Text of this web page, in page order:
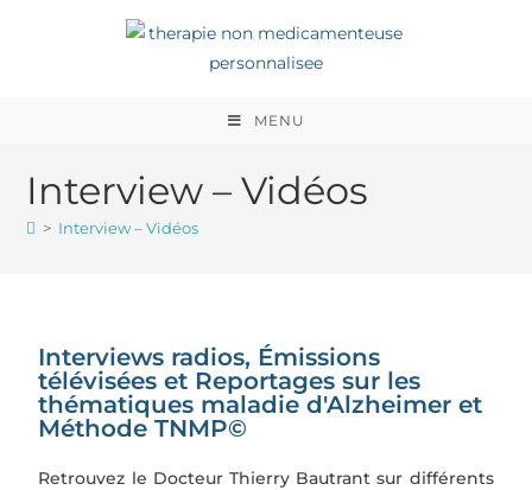
MENU
Interview – Vidéos
> Interview – Vidéos
Interviews radios, Émissions
télévisées et Reportages sur les
thématiques maladie d'Alzheimer et
Méthode TNMP©
Retrouvez le Docteur Thierry Bautrant sur différents